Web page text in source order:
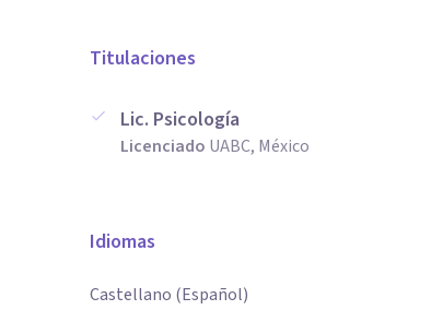
Titulaciones
Lic. Psicología
Licenciado UABC, México
Idiomas
Castellano (Español)